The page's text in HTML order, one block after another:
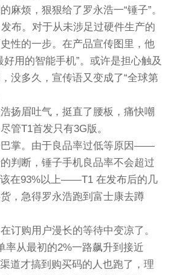
麻烦，狠狠给了罗永浩一“锤子”。
布。对于从未涉足过硬件生产的
性的一步。在产品宣传图里，他
好用的智能手机”。或许是担心触及
没多久，宣传语又变成了“全球第
扬眉吐气，挺直了腰板，痛快嘲
管T1首发只有3G版。
巴掌。由于良品率过低等原因——
判断，锤子手机良品率不会超过
在93%以上——T1 在发布后的几
，急得罗永浩跑到富士康去蹲
订购用户漫长的等待中变凉了。
率从最初的2%一路飙升到接近
道才搞到购买码的人也跑了，理